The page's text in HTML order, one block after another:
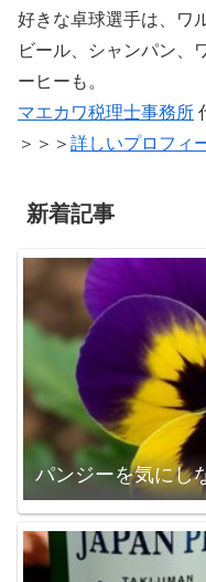
好きな卓球選手は、ワ
ビール、シャンパン、
ーヒーも。
マエカワ税理士事務所
＞＞＞ 詳しいプロフィ
新着記事
パンジーを気にし